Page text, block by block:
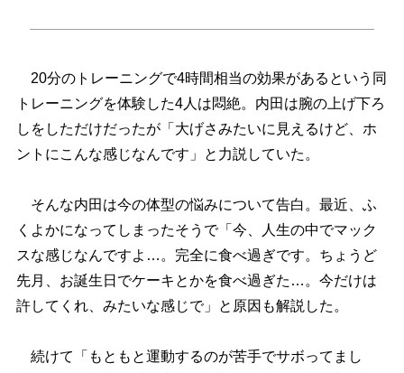
20分のトレーニングで4時間相当の効果があるという同
トレーニングを体験した4人は悶絶。内田は腕の上げ下ろ
しをしただけだったが「大げさみたいに見えるけど、ホ
ントにこんな感じなんです」と力説していた。
そんな内田は今の体型の悩みについて告白。最近、ふ
くよかになってしまったそうで「今、人生の中でマック
スな感じなんですよ…。完全に食べ過ぎです。ちょうど
先月、お誕生日でケーキとかを食べ過ぎた…。今だけは
許してくれ、みたいな感じで」と原因も解説した。
続けて「もともと運動するのが苦手でサボってまし